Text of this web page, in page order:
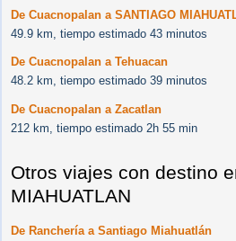
De Cuacnopalan a SANTIAGO
49.9 km, tiempo estimado 43 minutos
De Cuacnopalan a Tehuacan
48.2 km, tiempo estimado 39 minutos
De Cuacnopalan a Zacatlan
212 km, tiempo estimado 2h 55 min
Otros viajes con destino
MIAHUATLAN
De Ranchería a Santiago Miahuatlán